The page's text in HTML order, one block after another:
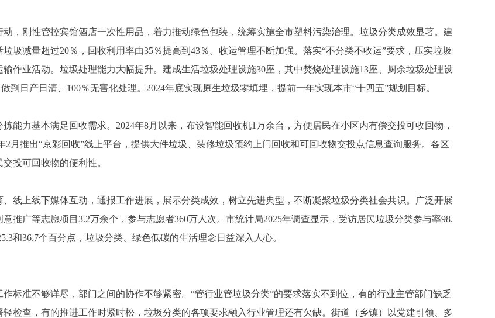
刚性管控宾馆酒店一次性用品，着力推动绿色包装，统筹实施全市塑料污染治理。垃圾分类成效显著。建
圾减量超过20％，回收利用率由35％提高到43％。收运管理不断加强。落实“不分类不收运”要求，压实垃圾
作业活动。垃圾处理能力大幅提升。建成生活垃圾处理设施30座，其中焚烧处理设施13座、厨余垃圾处理设
到日产日清、100％无害化处理。2024年底实现原生垃圾零填埋，提前一年实现本市“十四五”规划目标。
力基本满足回收需求。2024年8月以来，布设智能回收机1万余台，方便居民在小区内有偿交投可收回物，
月推出“京彩回收”线上平台，提供大件垃圾、装修垃圾预约上门回收和可回收物交投点信息查询服务。各区
投可回收物的便利性。
上线下媒体互动，通报工作进展，展示分类成效，树立先进典型，不断凝聚垃圾分类社会共识。广泛开展
推广等志愿项目3.2万余个，参与志愿者360万人次。市统计局2025年调查显示，受访居民垃圾分类参与率98.
和36.7个百分点，垃圾分类、绿色低碳的生活理念日益深入人心。
准不够详尽，部门之间的协作不够紧密。“管行业管垃圾分类”的要求落实不到位，有的行业主管部门缺乏
检查，有的推进工作时紧时松，垃圾分类的各项要求融入行业管理还有欠缺。街道（乡镇）以党建引领、多